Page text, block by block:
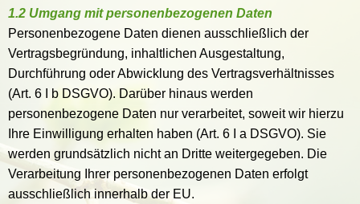
1.2 Umgang mit personenbezogenen Daten
Personenbezogene Daten dienen ausschließlich der
Vertragsbegründung, inhaltlichen Ausgestaltung,
Durchführung oder Abwicklung des Vertragsverhältnisses
(Art. 6 I b DSGVO). Darüber hinaus werden
personenbezogene Daten nur verarbeitet, soweit wir hierzu
Ihre Einwilligung erhalten haben (Art. 6 I a DSGVO). Sie
werden grundsätzlich nicht an Dritte weitergegeben. Die
Verarbeitung Ihrer personenbezogenen Daten erfolgt
ausschließlich innerhalb der EU.